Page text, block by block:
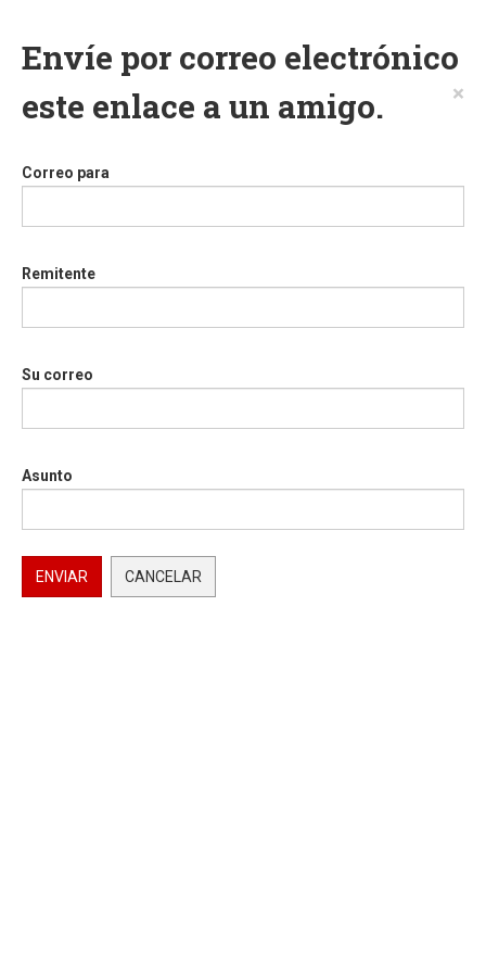
Envíe por correo electrónico
este enlace a un amigo.
×
Correo para
Remitente
Su correo
Asunto
ENVIAR CANCELAR